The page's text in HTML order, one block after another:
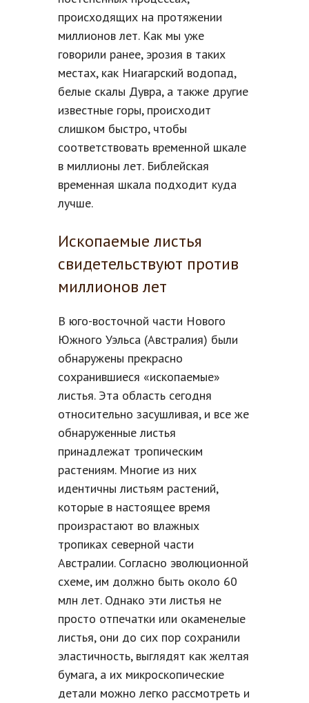
происходящих на протяжении
миллионов лет. Как мы уже
говорили ранее, эрозия в таких
местах, как Ниагарский водопад,
белые скалы Дувра, а также другие
известные горы, происходит
слишком быстро, чтобы
соответствовать временной шкале
в миллионы лет. Библейская
временная шкала подходит куда
лучше.
Ископаемые листья
свидетельствуют против
миллионов лет
В юго-восточной части Нового
Южного Уэльса (Австралия) были
обнаружены прекрасно
сохранившиеся «ископаемые»
листья. Эта область сегодня
относительно засушливая, и все же
обнаруженные листья
принадлежат тропическим
растениям. Многие из них
идентичны листьям растений,
которые в настоящее время
произрастают во влажных
тропиках северной части
Австралии. Согласно эволюционной
схеме, им должно быть около 60
млн лет. Однако эти листья не
просто отпечатки или окаменелые
листья, они до сих пор сохранили
эластичность, выглядят как желтая
бумага, а их микроскопические
детали можно легко рассмотреть и